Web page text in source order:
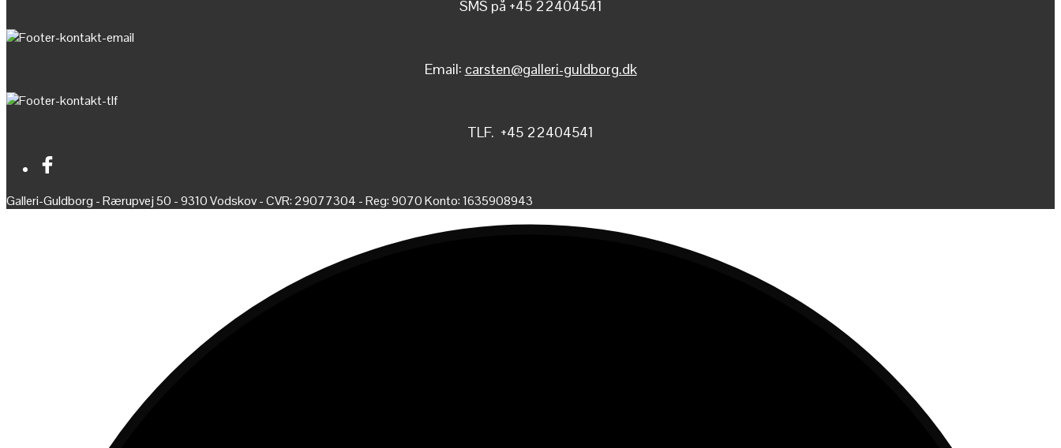
SMS på +45 22404541
Email: carsten@galleri-guldborg.dk
TLF. +45 22404541
Galleri-Guldborg - Rærupvej 50 - 9310 Vodskov - CVR: 29077304 - Reg: 9070 Konto: 1635908943